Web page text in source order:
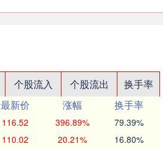
个股流入 个股流出
换手率
最新价 涨幅
换手率
116.52 396.89% 79.39%
110.02 20.21% 16.80%